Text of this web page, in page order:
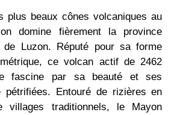
plus beaux cônes volcaniques au
domine fièrement la province
Luzon. Réputé pour sa forme
ce volcan actif de 2462
fascine par sa beauté et ses
pétrifiées. Entouré de rizières en
villages traditionnels, le Mayon